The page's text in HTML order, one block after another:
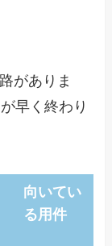
がありま
早く終わり
向いてい
る用件